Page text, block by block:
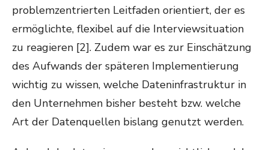
problemzentrierten Leitfaden orientiert, der es
ermöglichte, flexibel auf die Interviewsituation
zu reagieren [2]. Zudem war es zur Einschätzung
des Aufwands der späteren Implementierung
wichtig zu wissen, welche Dateninfrastruktur in
den Unternehmen bisher besteht bzw. welche
Art der Datenquellen bislang genutzt werden.